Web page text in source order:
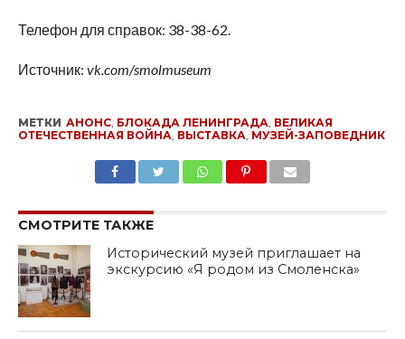
Телефон для справок: 38-38-62.
Источник: vk.com/smolmuseum
МЕТКИ АНОНС, БЛОКАДА ЛЕНИНГРАДА, ВЕЛИКАЯ
ОТЕЧЕСТВЕННАЯ ВОЙНА, ВЫСТАВКА, МУЗЕЙ-ЗАПОВЕДНИК
СМОТРИТЕ ТАКЖЕ
Исторический музей приглашает на
экскурсию «Я родом из Смоленска»